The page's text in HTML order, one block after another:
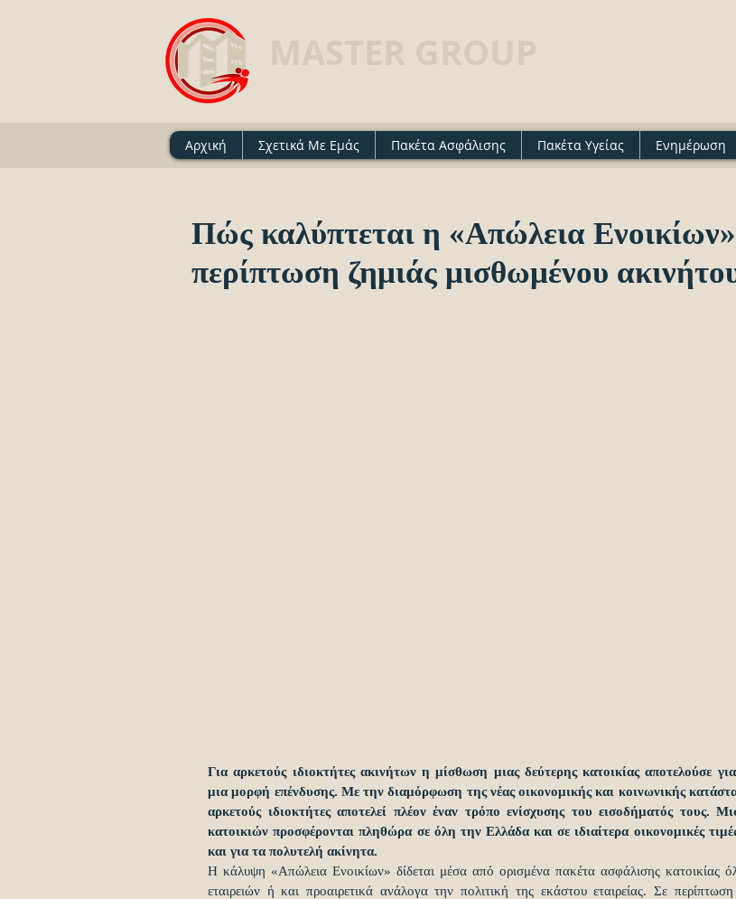
Αρχική Σχετικά Με Εμάς Πακέτα Ασφάλισης Πακέτα Υγείας Ενημέρωση
Πώς καλύπτεται η «Απώλεια
περίπτωση ζημιάς μισθωμένου
Για αρκετούς ιδιοκτήτες ακινήτων η μίσθωση μιας δεύτερης κατοικίας αποτελούσε
μια μορφή επένδυσης. Με την διαμόρφωση της νέας οικονομικής και κοινωνικής
αρκετούς ιδιοκτήτες αποτελεί πλέον έναν τρόπο ενίσχυσης του εισοδήματός τους.
κατοικιών προσφέρονται πληθώρα σε όλη την Ελλάδα και σε ιδιαίτερα οικονομικές
και για τα πολυτελή ακίνητα.
Η κάλυψη «Απώλεια Ενοικίων» δίδεται μέσα από ορισμένα πακέτα ασφάλισης κατοικίας
εταιρειών ή και προαιρετικά ανάλογα την πολιτική της εκάστου εταιρείας. Σε